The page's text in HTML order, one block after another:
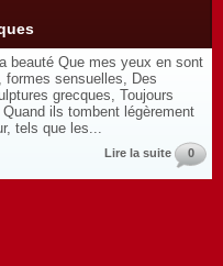
Que mes yeux en sont
sensuelles, Des
grecques, Toujours
ils tombent légèrement
tels que les...
Lire la suite 0